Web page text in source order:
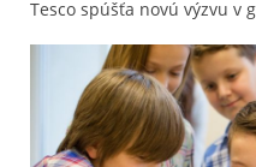
Tesco spúšťa novú výzvu v